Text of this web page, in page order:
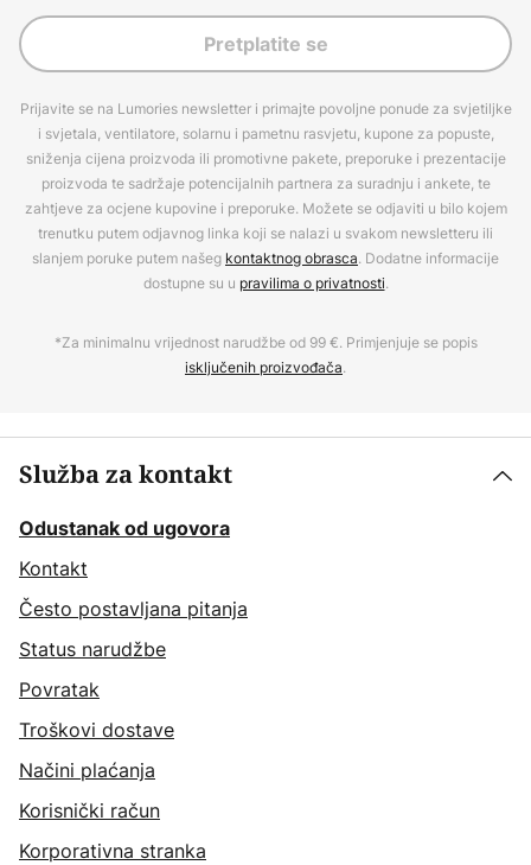
Pretplatite se
Prijavite se na Lumories newsletter i primajte povoljne ponude za svjetiljke
i svjetala, ventilatore, solarnu i pametnu rasvjetu, kupone za popuste,
sniženja cijena proizvoda ili promotivne pakete, preporuke i prezentacije
proizvoda te sadržaje potencijalnih partnera za suradnju i ankete, te
zahtjeve za ocjene kupovine i preporuke. Možete se odjaviti u bilo kojem
trenutku putem odjavnog linka koji se nalazi u svakom newsletteru ili
slanjem poruke putem našeg kontaktnog obrasca. Dodatne informacije
dostupne su u pravilima o privatnosti.
*Za minimalnu vrijednost narudžbe od 99 €. Primjenjuje se popis
isključenih proizvođača.
Služba za kontakt
Odustanak od ugovora
Kontakt
Često postavljana pitanja
Status narudžbe
Povratak
Troškovi dostave
Načini plaćanja
Korisnički račun
Korporativna stranka